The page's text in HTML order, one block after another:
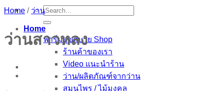
Search
for:
Home
ฟาร์มสุขสบาย Shop
ร้านค้าของเรา
Video แนะนำร้าน
ว่าน/ผลิตภัณฑ์จากว่าน
สมุนไพร / ไม้มงคล
Home / ว่าน
ว่านสาวหลง